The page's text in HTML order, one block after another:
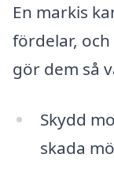
En markis
fördelar,
gör dem så
Skydd
skada